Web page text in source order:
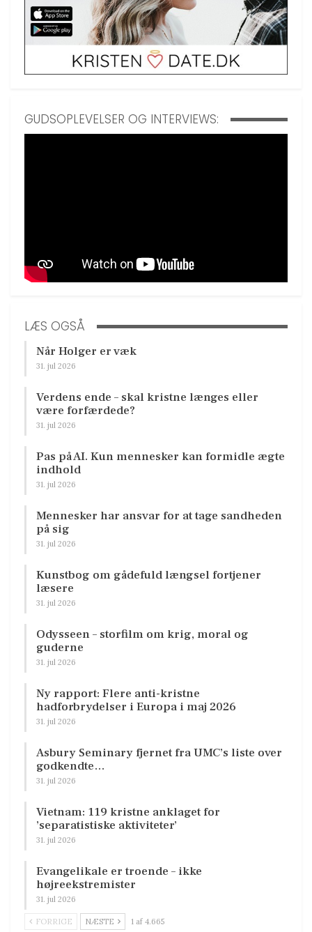
GUDSOPLEVELSER OG INTERVIEWS:
LÆS OGSÅ
Når Holger er væk
31. jul 2026
Verdens ende – skal kristne længes eller
være forfærdede?
31. jul 2026
Pas på AI. Kun mennesker kan formidle ægte
indhold
31. jul 2026
Mennesker har ansvar for at tage sandheden
på sig
31. jul 2026
Kunstbog om gådefuld længsel fortjener
læsere
31. jul 2026
Odysseen – storfilm om krig, moral og
guderne
31. jul 2026
Ny rapport: Flere anti-kristne
hadforbrydelser i Europa i maj 2026
31. jul 2026
Asbury Seminary fjernet fra UMC’s liste over
godkendte…
31. jul 2026
Vietnam: 119 kristne anklaget for
’separatistiske aktiviteter’
31. jul 2026
Evangelikale er troende – ikke
højreekstremister
31. jul 2026
FORRIGE NÆSTE 1 af 4.665